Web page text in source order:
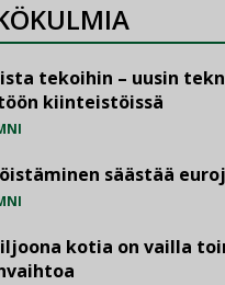
tekoihin – uusin
kiinteistöissä
säästää
kotia on vailla